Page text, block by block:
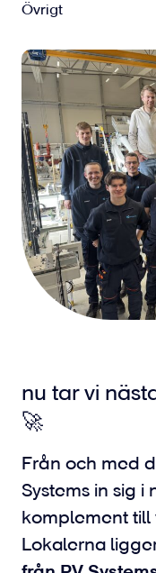
Övrigt
nu tar vi
🚀
Från och med
Systems in sig i
komplement till
Lokalerna